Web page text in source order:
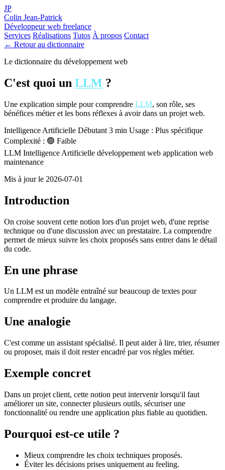
JP
Colin Jean-Patrick
Développeur web freelance
Services Réalisations Tutos À propos Contact
← Retour au dictionnaire
Le dictionnaire du développement web
C'est quoi un LLM ?
Une explication simple pour comprendre LLM, son rôle, ses
bénéfices métier et les bons réflexes à avoir dans un projet web.
Intelligence Artificielle Débutant 3 min Usage : Plus spécifique
Complexité : 🟢 Faible
LLM Intelligence Artificielle développement web application web
maintenance
Mis à jour le 2026-07-01
Introduction
On croise souvent cette notion lors d'un projet web, d'une reprise
technique ou d'une discussion avec un prestataire. La comprendre
permet de mieux suivre les choix proposés sans entrer dans le détail
du code.
En une phrase
Un LLM est un modèle entraîné sur beaucoup de textes pour
comprendre et produire du langage.
Une analogie
C'est comme un assistant spécialisé. Il peut aider à lire, trier, résumer
ou proposer, mais il doit rester encadré par vos règles métier.
Exemple concret
Dans un projet client, cette notion peut intervenir lorsqu'il faut
améliorer un site, connecter plusieurs outils, sécuriser une
fonctionnalité ou rendre une application plus fiable au quotidien.
Pourquoi est-ce utile ?
Mieux comprendre les choix techniques proposés.
Éviter les décisions prises uniquement au feeling.